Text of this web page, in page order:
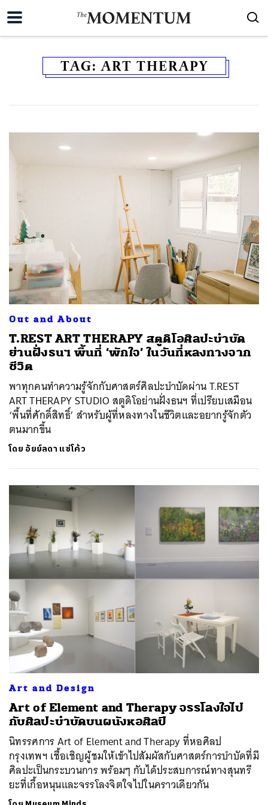
TAG:ART THERAPY
Out and About
T.REST ART THERAPY สตูดิโอศิลปะบำบัด
ย่านฝั่งธนฯ พื้นที่ ‘พักใจ’ ในวันที่หลงทางจาก
ชีวิต
พาทุกคนทำความรู้จักกับศาสตร์ศิลปะบำบัดผ่าน T.REST
ART THERAPY STUDIO สตูดิโอย่านฝั่งธนฯ ที่เปรียบเสมือน
‘พื้นที่ศักดิ์สิทธิ์’ สำหรับผู้ที่หลงทางในชีวิตและอยากรู้จักตัว
ตนมากขึ้น
โดย อัยย์ลดา แซ่โค้ว
Art and Design
Art of Element and Therapy จรรโลงใจไป
กับศิลปะบำบัดบนผนังหอศิลป์
นิทรรศการ Art of Element and Therapy ที่หอศิลป
กรุงเทพฯ เชื้อเชิญผู้ชมให้เข้าไปสัมผัสกับศาสตร์การบำบัดที่มี
ศิลปะเป็นกระบวนการ พร้อมๆ กับได้ประสบการณ์ทางสุนทรี
ยะที่เกื้อหนุนและจรรโลงจิตใจไปในคราวเดียวกัน
ค้นหา
SHARE